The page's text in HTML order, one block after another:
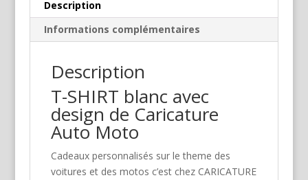
Description
Informations complémentaires
Description
T-SHIRT blanc avec
design de Caricature
Auto Moto
Cadeaux personnalisés sur le theme des
voitures et des motos c’est chez CARICATURE